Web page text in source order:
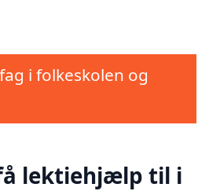
i folkeskolen og
lektiehjælp til i